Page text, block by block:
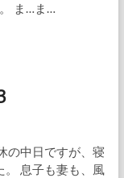
ま…ま…
の中日ですが、寝
。 息子も妻も、風